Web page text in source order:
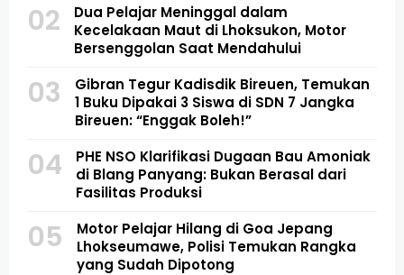
02
Dua Pelajar Meninggal dalam
Kecelakaan Maut di Lhoksukon, Motor
Bersenggolan Saat Mendahului
03
Gibran Tegur Kadisdik Bireuen, Temukan
1 Buku Dipakai 3 Siswa di SDN 7 Jangka
Bireuen: “Enggak Boleh!”
04
PHE NSO Klarifikasi Dugaan Bau Amoniak
di Blang Panyang: Bukan Berasal dari
Fasilitas Produksi
05
Motor Pelajar Hilang di Goa Jepang
Lhokseumawe, Polisi Temukan Rangka
yang Sudah Dipotong